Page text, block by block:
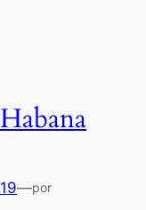
—por